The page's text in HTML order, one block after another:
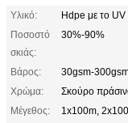
Υλικό:
Hdpe με το UV
Ποσοστό
σκιάς:
30%-90%
Βάρος:
30gsm-
Χρώμα:
Σκούρο
Μέγεθος:
1x100m,